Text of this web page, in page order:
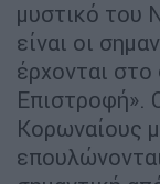
μυστικό του
είναι οι
έρχονται
Επιστροφή».
Κορωναίους